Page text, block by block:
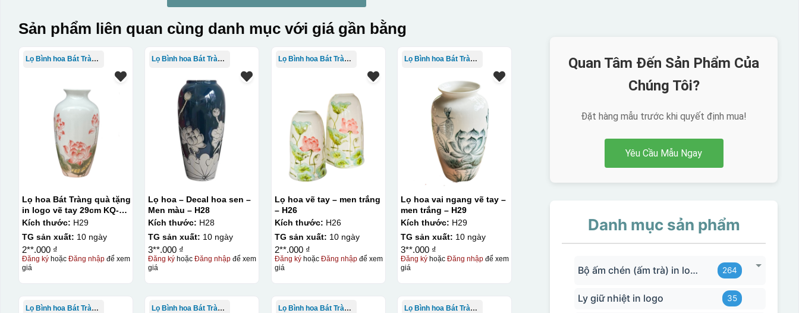
Sản phẩm liên quan cùng danh mục với giá gần bằng
Lọ Bình hoa Bát Tràng in logo
Lọ hoa Bát Tràng quà tặng
in logo vẽ tay 29cm KQ-
LH01
Kích thước: H29
TG sản xuất: 10 ngày
2**.000 ₫
Đăng kýhoặc Đăng nhậpđể xem
giá
Lọ Bình hoa Bát Tràng in logo
Lọ hoa – Decal hoa sen –
Men màu – H28
Kích thước: H28
TG sản xuất: 10 ngày
3**.000 ₫
Đăng ký hoặcĐăng nhập để xem
giá
Lọ Bình hoa Bát Tràng in logo
Lọ hoa vẽ tay – men trắng
– H26
Kích thước: H26
TG sản xuất: 10 ngày
2**.000 ₫
Đăng kýhoặc Đăng nhậpđể xem
giá
Lọ Bình hoa Bát Tràng in logo
Lọ hoa vai ngang vẽ tay –
men trắng – H29
Kích thước: H29
TG sản xuất: 10 ngày
3**.000 ₫
Đăng ký hoặcĐăng nhập để xem
giá
Lọ Bình hoa Bát Tràng in logo Lọ Bình hoa Bát Tràng in logo Lọ Bình hoa Bát Tràng in logo Lọ Bình hoa Bát Tràng in logo
Quan Tâm Đến Sản Phẩm Của
Chúng Tôi?
Đặt hàng mẫu trước khi quyết định mua!
Yêu Cầu Mẫu Ngay
Danh mục sản phẩm
Bộ ấm chén (ấm trà) in logo 264
Ly giữ nhiệt in logo 35